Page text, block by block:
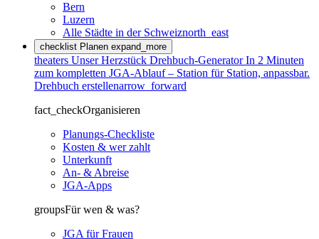
Bern
Luzern
Alle Städte in der Schweiznorth_east
checklist Planen expand_more
theaters Unser Herzstück Drehbuch-Generator In 2 Minuten
zum kompletten JGA-Ablauf – Station für Station, anpassbar.
Drehbuch erstellenarrow_forward
fact_checkOrganisieren
Planungs-Checkliste
Kosten & wer zahlt
Unterkunft
An- & Abreise
JGA-Apps
groupsFür wen & was?
JGA für Frauen